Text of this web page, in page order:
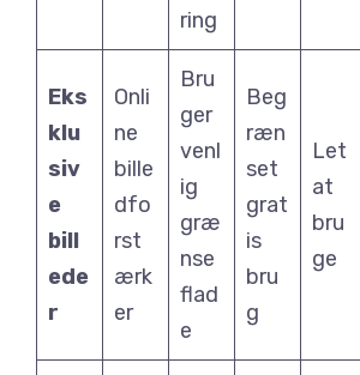
ring
Eks
klu
siv
e
bill
ede
r
Onli
ne
bille
dfo
rst
ærk
er
Bru
ger
venl
ig
græ
nse
flad
e
Beg
ræn
set
grat
is
bru
g
Let
at
bru
ge